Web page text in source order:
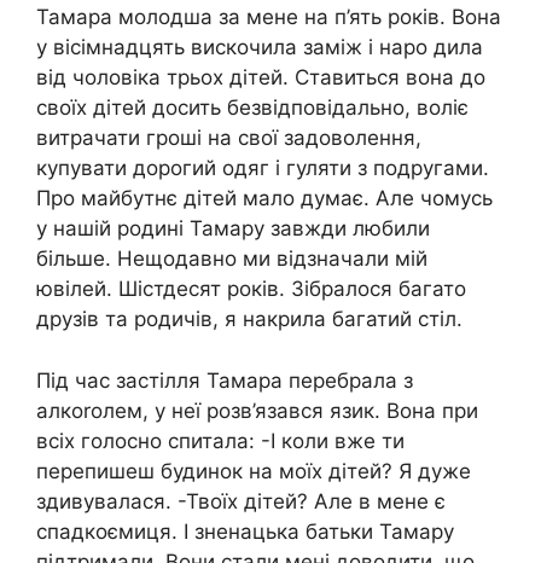
Тамара молодша за мене на п’ять років. Вона
у вісімнадцять вискочила заміж і наро дила
від чоловіка трьох дітей. Ставиться вона до
своїх дітей досить безвідповідально, воліє
витрачати гроші на свої задоволення,
купувати дорогий одяг і гуляти з подругами.
Про майбутнє дітей мало думає. Але чомусь
у нашій родині Тамару завжди любили
більше. Нещодавно ми відзначали мій
ювілей. Шістдесят років. Зібралося багато
друзів та родичів, я накрила багатий стіл.
Під час застілля Тамара перебрала з
алкоrолем, у неї розв’язався язик. Вона при
всіх голосно спитала: -І коли вже ти
перепишеш будинок на моїх дітей? Я дуже
здивувалася. -Твоїх дітей? Але в мене є
спадкоємиця. І зненацька батьки Тамару